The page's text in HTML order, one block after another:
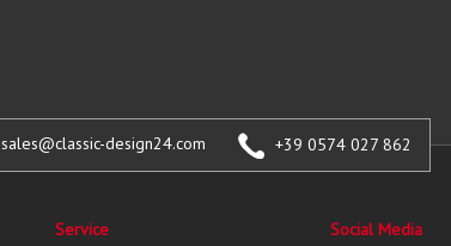
sales@classic-design24.com +39 0574 027 862
Service
Social Media